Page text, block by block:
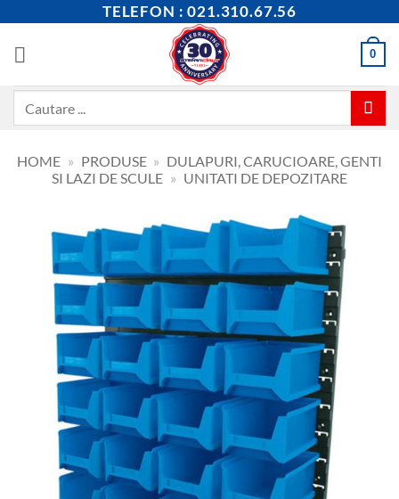
content
TELEFON : 021.310.67.56
0
HOME » PRODUSE » DULAPURI, CARUCIOARE, GENTI
SI LAZI DE SCULE » UNITATI DE DEPOZITARE